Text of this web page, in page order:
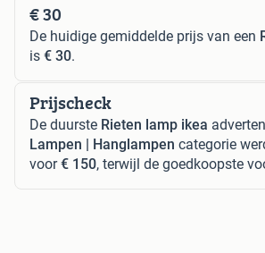
€ 30
De huidige gemiddelde prijs van een
is € 30.
Prijscheck
De duurste Rieten lamp ikea
Lampen | Hanglampen categorie
voor€ 150, terwijl de goedkoopste